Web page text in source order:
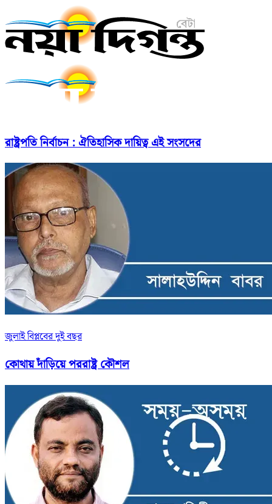
রাষ্ট্রপতি নির্বাচন : ঐতিহাসিক দায়িত্ব এই সংসদের
জুলাই বিপ্লবের দুই বছর
কোথায় দাঁড়িয়ে পররাষ্ট্র কৌশল